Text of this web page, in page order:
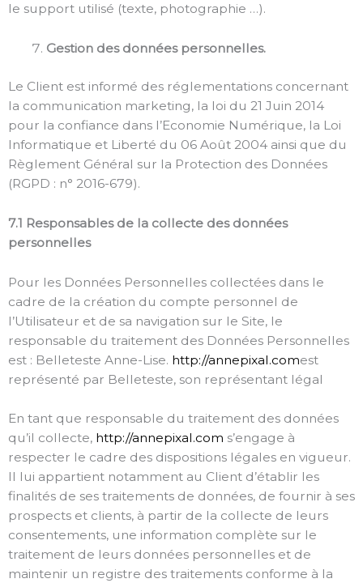
le support utilisé (texte, photographie …).
Gestion des données personnelles.
Le Client est informé des réglementations concernant
la communication marketing, la loi du 21 Juin 2014
pour la confiance dans l’Economie Numérique, la Loi
Informatique et Liberté du 06 Août 2004 ainsi que du
Règlement Général sur la Protection des Données
(RGPD : n° 2016-679).
7.1 Responsables de la collecte des données
personnelles
Pour les Données Personnelles collectées dans le
cadre de la création du compte personnel de
l’Utilisateur et de sa navigation sur le Site, le
responsable du traitement des Données Personnelles
est : Belleteste Anne-Lise. http://annepixal.comest
représenté par Belleteste, son représentant légal
En tant que responsable du traitement des données
qu’il collecte, http://annepixal.com s’engage à
respecter le cadre des dispositions légales en vigueur.
Il lui appartient notamment au Client d’établir les
finalités de ses traitements de données, de fournir à ses
prospects et clients, à partir de la collecte de leurs
consentements, une information complète sur le
traitement de leurs données personnelles et de
maintenir un registre des traitements conforme à la